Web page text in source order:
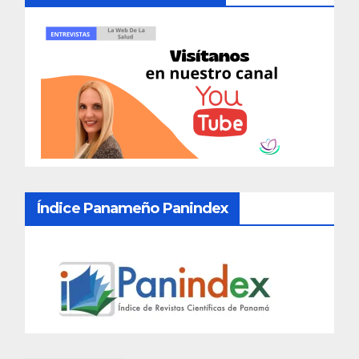
Índice Panameño Panindex